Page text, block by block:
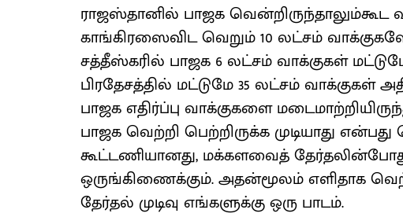
ராஜஸ்தானில் பாஜக வென்றிருந்தாலும்கூட
காங்கிரஸைவிட வெறும் 10 லட்சம்
சத்தீஸ்கரில் பாஜக 6 லட்சம் வாக்குகள்
பிரதேசத்தில் மட்டுமே 35 லட்சம் வாக்குகள்
பாஜக எதிர்ப்பு வாக்குகளை
பாஜக வெற்றி பெற்றிருக்க முடியாது
கூட்டணியானது, மக்களவைத்
ஒருங்கிணைக்கும். அதன்மூலம் எளிதாக
தேர்தல் முடிவு எங்களுக்கு ஒரு பாடம்.